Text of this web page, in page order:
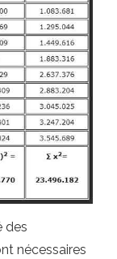
des
nécessaires